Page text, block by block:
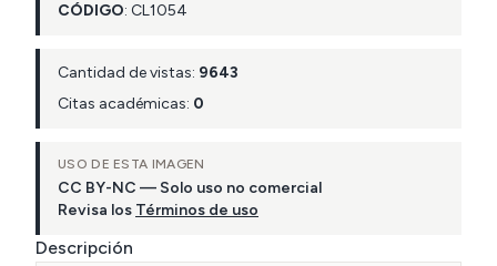
CÓDIGO: CL1054
Cantidad de vistas: 9643
Citas académicas: 0
USO DE ESTA IMAGEN
CC BY-NC — Solo uso no comercial
Revisa los Términos de uso
Descripción